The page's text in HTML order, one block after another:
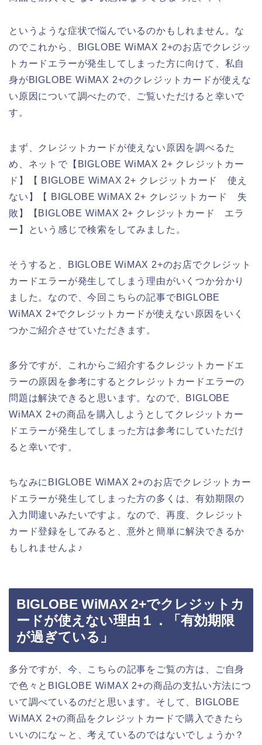
というような症状で悩んでいるのかもしれません。な
のでこれから、BIGLOBE WiMAX 2+のお店でクレジッ
トカードエラーが発生してしまった方に向けて、私自
身がBIGLOBE WiMAX 2+のクレジットカードが使えな
い原因について調べたので、ご覧いただけると幸いで
す。
まず、クレジットカードが使えない原因を調べるた
め、ネットで【BIGLOBE WiMAX 2+ クレジットカー
ド】【 BIGLOBE WiMAX 2+ クレジットカード 使え
ない】【 BIGLOBE WiMAX 2+ クレジットカード 失
敗】【BIGLOBE WiMAX 2+ クレジットカード エラ
ー】という感じで検索をしてみました。
そうすると、BIGLOBE WiMAX 2+のお店でクレジット
カードエラーが発生してしまう理由がいくつか分かり
ました。なので、今回こちらの記事でBIGLOBE
WiMAX 2+でクレジットカードが使えない原因をいく
つかご紹介させていただきます。
多分ですが、これからご紹介するクレジットカードエ
ラーの原因を参考にするとクレジットカードエラーの
問題は解決できると思います。なので、BIGLOBE
WiMAX 2+の商品を購入しようとしてクレジットカー
ドエラーが発生してしまった方は参考にしていただけ
ると幸いです。
ちなみにBIGLOBE WiMAX 2+のお店でクレジットカー
ドエラーが発生してしまった方の多くは、有効期限の
入力間違いみたいですよ。なので、再度、クレジット
カード登録をしてみると、意外と簡単に解決できるか
もしれませんよ♪
BIGLOBE WiMAX 2+でクレジットカ
ードが使えない理由１．「有効期限
が過ぎている」
多分ですが、今、こちらの記事をご覧の方は、ご自身
で色々とBIGLOBE WiMAX 2+の商品の支払い方法につ
いて調べているのだと思います。そして、BIGLOBE
WiMAX 2+の商品をクレジットカードで購入できたら
いいのにな～と、考えているのではないでしょうか？